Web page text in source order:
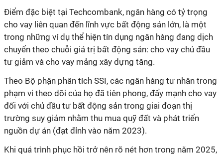
Điểm đặc biệt tại Techcombank, ngân hàng có tỷ trọng
cho vay liên quan đến lĩnh vực bất động sản lớn, là một
trong những ví dụ thể hiện tín dụng ngân hàng đang dịch
chuyển theo chuỗi giá trị bất động sản: cho vay chủ đầu
tư giảm và cho vay mảng xây dựng tăng.
Theo Bộ phận phân tích SSI, các ngân hàng tư nhân trong
phạm vi theo dõi của họ đã tiên phong, đẩy mạnh cho vay
đối với chủ đầu tư bất động sản trong giai đoạn thị
trường suy giảm nhằm thu mua quỹ đất và phát triển
nguồn dự án (đạt đỉnh vào năm 2023).
Khi quá trình phục hồi trở nên rõ nét hơn trong năm 2025,